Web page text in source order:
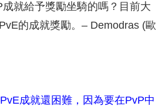
就給予獎勵坐騎的嗎？目前大
的成就獎勵。– Demodras (歐
成就還困難，因為要在PvP中